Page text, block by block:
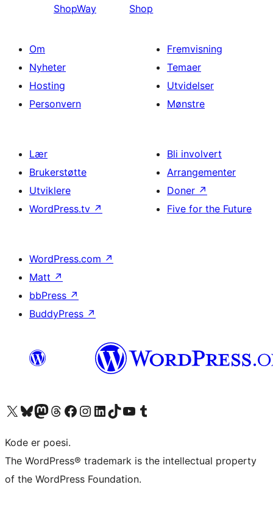
ShopWay
Shop
Om
Nyheter
Hosting
Personvern
Fremvisning
Temaer
Utvidelser
Mønstre
Lær
Brukerstøtte
Utviklere
WordPress.tv ↗
Bli involvert
Arrangementer
Doner ↗
Five for the Future
WordPress.com ↗
Matt ↗
bbPress ↗
BuddyPress ↗
Besøk vår konto på X Visit our Bluesky account
Besøk vår Mastodon-konto
Visit our Threads account
Besøk vår Facebook-sideBesøk vår Instagram-konto
Besøk vår LinkedIn-konto
Visit our TikTok account
Visit our YouTube channel
Visit our Tumblr account
Kode er poesi.
The WordPress® trademark is the intellectual property
of the WordPress Foundation.